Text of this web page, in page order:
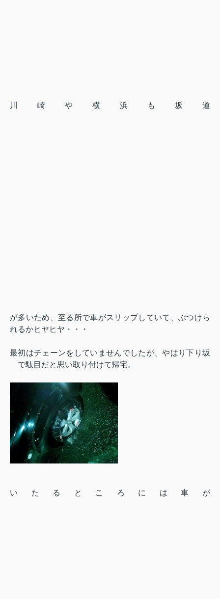
川崎や横浜も坂道
が多いため、 至る所で車がスリップしていて、ぶつけら
れるかヒヤヒヤ・・・
最初はチェーンをしていませんでしたが、やはり下り坂
で駄目だと思い取り付けて帰宅。
いたるところには車が